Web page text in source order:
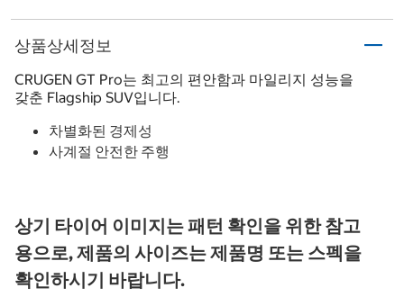
상품상세정보
CRUGEN GT Pro는 최고의 편안함과 마일리지 성능을
갖춘 Flagship SUV입니다.
차별화된 경제성
사계절 안전한 주행
상기 타이어 이미지는 패턴 확인을 위한 참고
용으로, 제품의 사이즈는 제품명 또는 스펙을
확인하시기 바랍니다.